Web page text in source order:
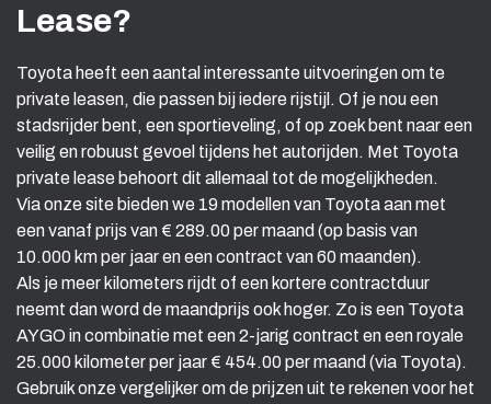
Lease?
Toyota heeft een aantal interessante uitvoeringen om te
private leasen, die passen bij iedere rijstijl. Of je nou een
stadsrijder bent, een sportieveling, of op zoek bent naar een
veilig en robuust gevoel tijdens het autorijden. Met Toyota
private lease behoort dit allemaal tot de mogelijkheden.
Via onze site bieden we 19 modellen van Toyota aan met
een vanaf prijs van € 289.00 per maand (op basis van
10.000 km per jaar en een contract van 60 maanden).
Als je meer kilometers rijdt of een kortere contractduur
neemt dan word de maandprijs ook hoger. Zo is een Toyota
AYGO in combinatie met een 2-jarig contract en een royale
25.000 kilometer per jaar € 454.00 per maand (via Toyota).
Gebruik onze vergelijker om de prijzen uit te rekenen voor het